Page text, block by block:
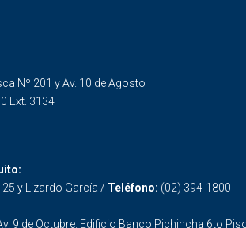
Nº 201 y Av. 10 de Agosto
Ext. 3134
y Lizardo García / Teléfono: (02) 394-1800
9 de Octubre. Edificio Banco Pichincha 6to